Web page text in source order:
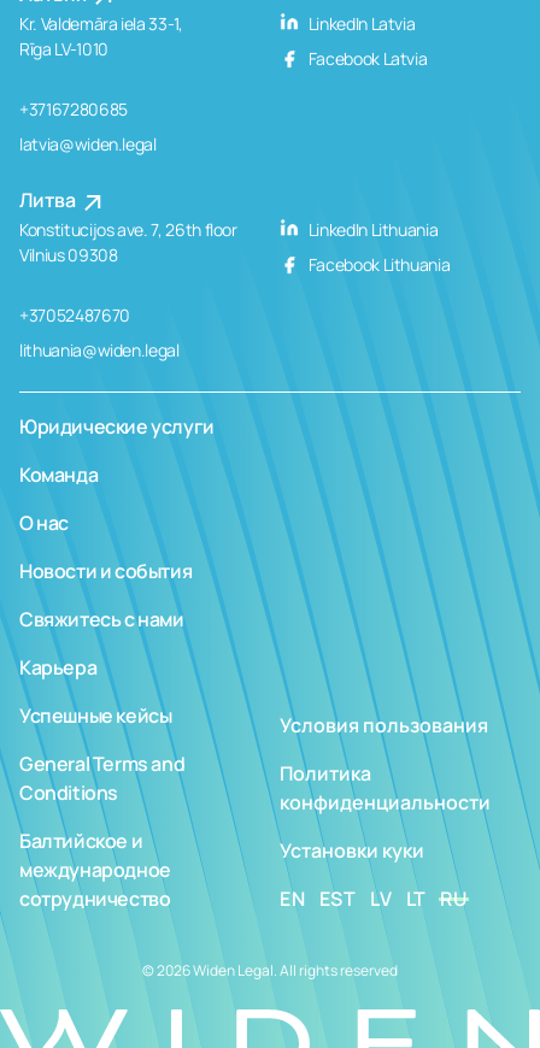
Kr. Valdemāra iela 33-1,
Rīga LV-1010
+37167280685
latvia@widen.legal
LinkedIn Latvia
Facebook Latvia
Литва
Konstitucijos ave. 7, 26th floor
Vilnius 09308
+37052487670
lithuania@widen.legal
LinkedIn Lithuania
Facebook Lithuania
Юридические услуги
Команда
О нас
Новости и события
Свяжитесь с нами
Карьера
Успешные кейсы
General Terms and
Conditions
Балтийское и
международное
сотрудничество
Условия пользования
Политика
конфиденциальности
Установки куки
EN EST LV LT RU
© 2026 Widen Legal. All rights reserved